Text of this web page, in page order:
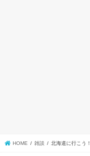
HOME 雑談 北海道に行こう！